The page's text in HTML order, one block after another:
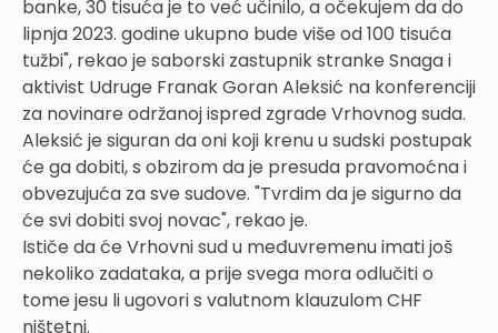
banke, 30 tisuća je to već učinilo, a očekujem da do
lipnja 2023. godine ukupno bude više od 100 tisuća
tužbi", rekao je saborski zastupnik stranke Snaga i
aktivist Udruge Franak Goran Aleksić na konferenciji
za novinare održanoj ispred zgrade Vrhovnog suda.
Aleksić je siguran da oni koji krenu u sudski postupak
će ga dobiti, s obzirom da je presuda pravomoćna i
obvezujuća za sve sudove. "Tvrdim da je sigurno da
će svi dobiti svoj novac", rekao je.
Ističe da će Vrhovni sud u međuvremenu imati još
nekoliko zadataka, a prije svega mora odlučiti o
tome jesu li ugovori s valutnom klauzulom CHF
ništetni.